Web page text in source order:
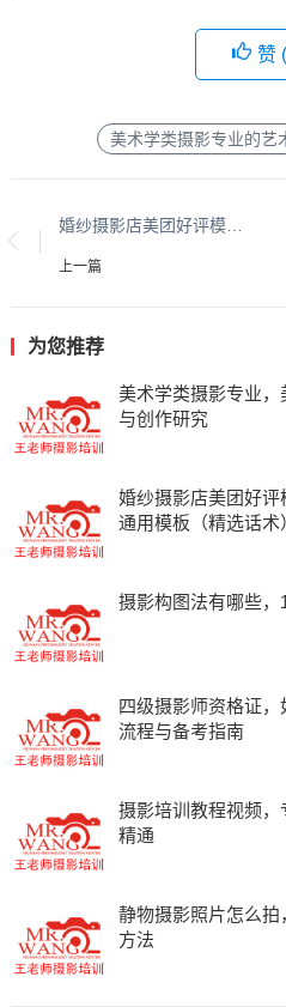
赞 (
美术学类摄影专业的艺
婚纱摄影店美团好评模板，婚纱摄影店美团5星好评通用模板（精选话术）
上一篇
为您推荐
美术学类摄影专业
与创作研究
婚纱摄影店美团好
通用模板（精选话术
摄影构图法有哪些
四级摄影师资格证，
流程与备考指南
摄影培训教程视频，
精通
静物摄影照片怎么拍
方法